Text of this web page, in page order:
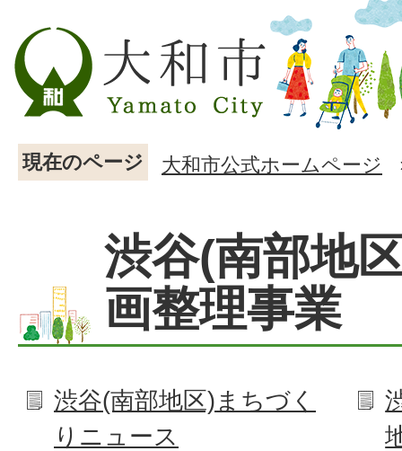
現在のページ 大和市公式ホームページ
渋谷(南部地
画整理事業
渋谷(南部地区)まちづく
りニュース